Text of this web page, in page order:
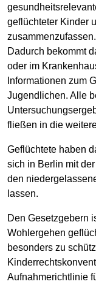
geflüchteter Kinder
zusammenzufassen.
Dadurch bekommt
oder im
Informationen zum
Jugendlichen. Alle
fließen in die
Geflüchtete haben
sich in Berlin mit
den
lassen.
Den Gesetzgebern
Wohlergehen
besonders zu
Aufnahmerichtlinie